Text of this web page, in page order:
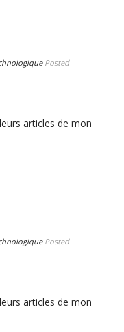
Posted
articles de mon
Posted
articles de mon